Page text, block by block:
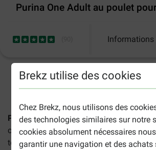
Brekz utilise des cookies
Chez Brekz, nous utilisons des
des technologies similaires sur notre
cookies absolument nécessaires
garantir une navigation et des achats
Purina One Adult au poulet
Informations
2-5 jours ouvrables estimés,
Purina One Adult au poulet pour chat
complètes à base de poulet savoureux
tous les chats adultes.